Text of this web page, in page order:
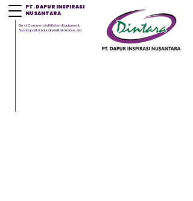
PT. DAPUR INSPIRASI
NUSANTARA
Best Commercial Kitchen Equipment,
Sparepart & Laundry in Bali, Indonesia